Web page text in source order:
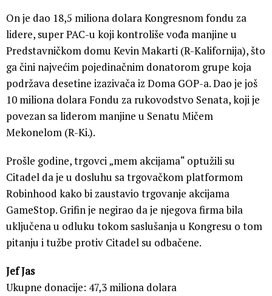
On je dao 18,5 miliona dolara Kongresnom fondu za
lidere, super PAC-u koji kontroliše vođa manjine u
Predstavničkom domu Kevin Makarti (R-Kalifornija), što
ga čini najvećim pojedinačnim donatorom grupe koja
podržava desetine izazivača iz Doma GOP-a. Dao je još
10 miliona dolara Fondu za rukovodstvo Senata, koji je
povezan sa liderom manjine u Senatu Mičem
Mekonelom (R-Ki.).
Prošle godine, trgovci „mem akcijama“ optužili su
Citadel da je u dosluhu sa trgovačkom platformom
Robinhood kako bi zaustavio trgovanje akcijama
GameStop. Grifin je negirao da je njegova firma bila
uključena u odluku tokom saslušanja u Kongresu o tom
pitanju i tužbe protiv Citadel su odbačene.
Jef Jas
Ukupne donacije: 47,3 miliona dolara